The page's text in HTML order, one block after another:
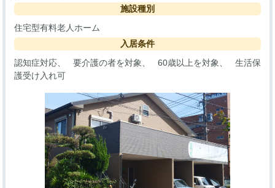
施設種別
住宅型有料老人ホーム
入居条件
認知症対応
要介護の者を対象 60歳以上を対象
生活保
護受け入れ可